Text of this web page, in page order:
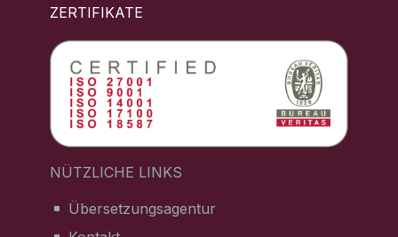
ZERTIFIKATE
NÜTZLICHE LINKS
Übersetzungsagentur